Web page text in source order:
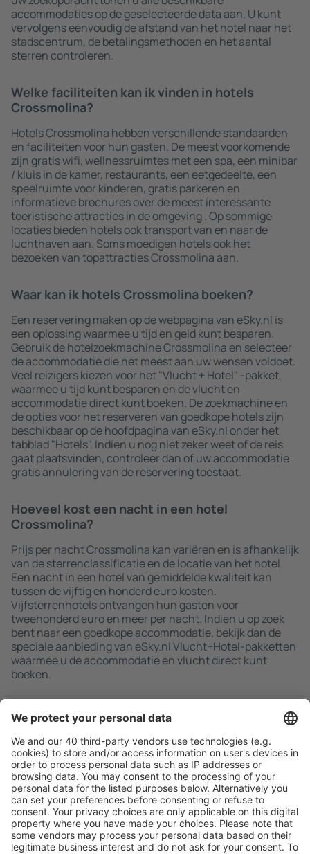
accommodaties op de geselecteerde data aan. U kunt
vervolgens eenvoudig de afstand van het hotel naar het
stadscentrum, de betalingsmethoden en het aantal
sterren controleren.
Welke faciliteiten kan ik vinden in hotels
Crossmolina?
Hotels Crossmolina hebben verschillende standaarden
en faciliteiten voor hun gasten. De meest voorkomende
zijn gratis wifi, wellnessruimtes met een spa, een minibar
/ kluis in de kamer, restaurants, een eetgedeelte, een
speelruimte voor kinderen, gratis parkeren en
informatieve brochures over de meest interessante
toeristische attracties in de omgeving . Op sommige
locaties bieden hotels ook transport van en naar de
luchthaven aan. Soms moedigen hotels ook het
bezoeken van topattracties Crossmolina aan.
Waar kan ik hotels Crossmolina boeken?
Een reservering maken op de webpagina van eSky.nl is
een oplossing waarmee u tijd en geld kunt besparen.
Gebruik de hotelzoekmachine Crossmolina en selecteer
de accommodatie die het meest aan uw wensen voldoet.
Veel reizigers kiezen voor het "Vlucht + Hotel" -pakket,
waarmee u tijd kunt besparen en de vlucht en
accommodatie direct kunt boeken. De zoekmachine en
de opties voor het reserveren van goedkope hotels zijn
beschikbaar op de hoofdpagina van eSky.nl onder het
tabblad "Hotels". Indien u nog niet zeker weet of de reis
gaat plaatsvinden, controleer dan of uw accommodatie
gratis annulering van de reservering toestaat.
Hoeveel kost een nacht in een hotel
Crossmolina?
Prijs per nacht Crossmolina kan variëren en is afhankelijk
van de sterrenclassificatie en de locatie van het hotel.
Een nacht in een hotel van gemiddelde kwaliteit kan
tussen de vijftig en honderd euro kosten.
Vijfsterrenhotels ontvangen hun gasten voor
tweehonderd euro en meer per nacht. Indien u op zoek
bent naar een goedkope accommodatie, bekijk dan de
speciale aanbieding van eSky.nl Vlucht+Hotel-pakketten
waarmee u de accommodatie en vlucht direct kunt
boeken.
Zoek snel en gemakkelijk
Aanbieding afgestemd op uw verwachtingen.
Plan veilig
Zorgeloos boeken met gratiss annuleringsopties.